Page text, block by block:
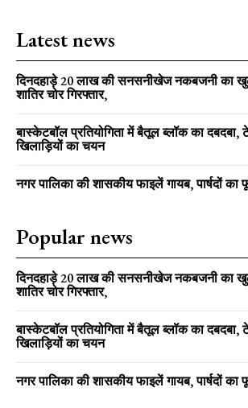
Latest news
दिनदहाड़े 20 लाख की सनसनीखेज नकबजनी का
शातिर चोर गिरफ्तार,
बास्केटबॉल प्रतियोगिता में बैतूल ब्लॉक का
खिलाड़ियों का चयन
नगर पालिका की शासकीय फाइलें गायब, पार्षदों का
Popular news
दिनदहाड़े 20 लाख की सनसनीखेज नकबजनी का
शातिर चोर गिरफ्तार,
बास्केटबॉल प्रतियोगिता में बैतूल ब्लॉक का
खिलाड़ियों का चयन
नगर पालिका की शासकीय फाइलें गायब, पार्षदों का